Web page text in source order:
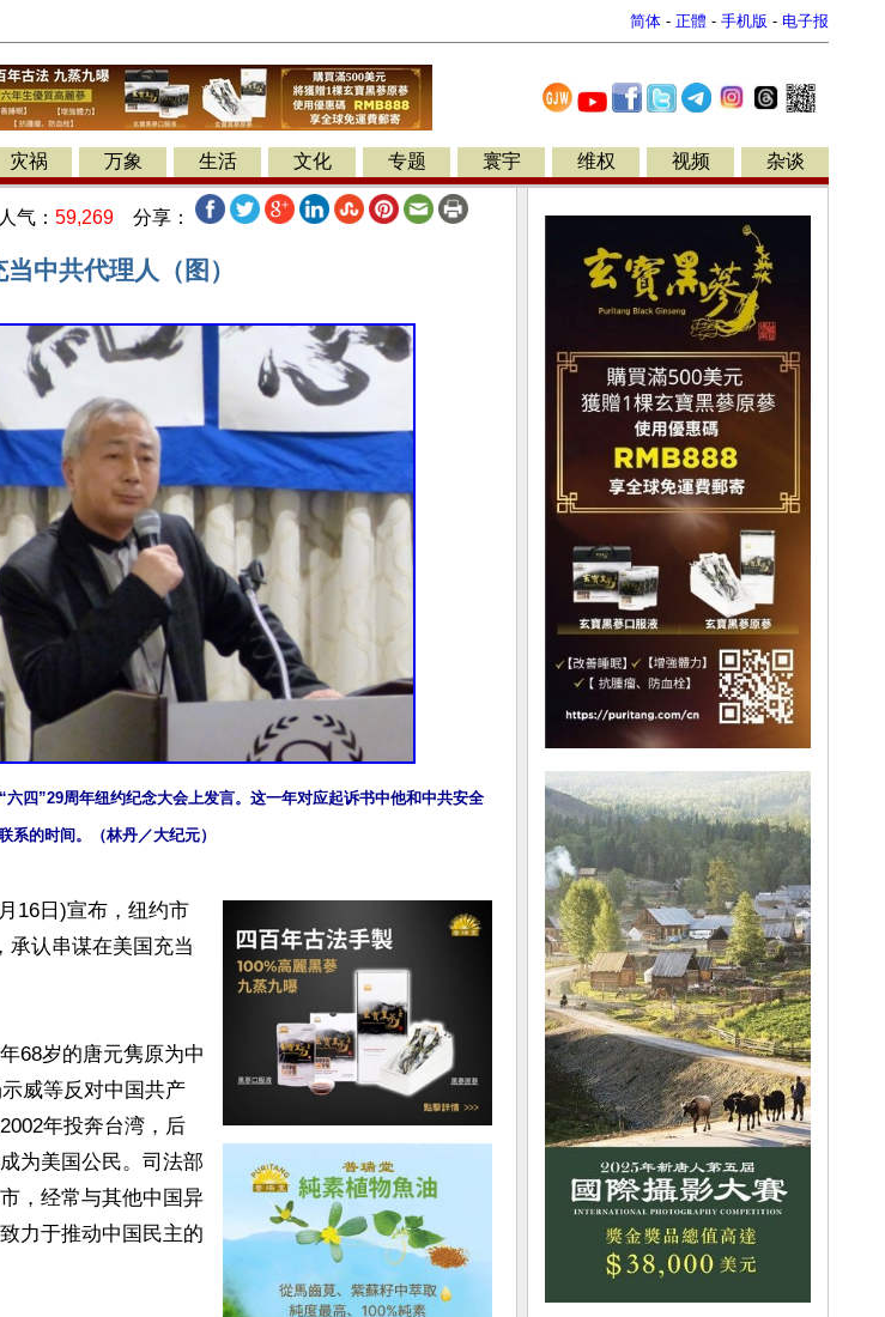
简体 - 正體 - 手机版 - 电子报
灾祸 万象 生活 文化 专题 寰宇 维权 视频 杂谈
人气： 59,269 分享：
中共代理人（图）
四”29周年纽约纪念大会上发言。这一年对应起诉书中他和中共安全
系的时间。（林丹／大纪元）
16日)宣布，纽约市
承认串谋在美国充当
68岁的唐元隽原为中
威等反对中国共产
年投奔台湾，后
为美国公民。司法部
，经常与其他中国异
力于推动中国民主的